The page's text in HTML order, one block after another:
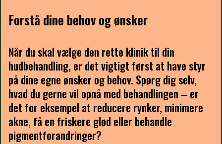
Forstå dine behov og ønsker
Når du skal vælge den rette klinik til din
hudbehandling, er det vigtigt først at have styr
på dine egne ønsker og behov. Spørg dig selv,
hvad du gerne vil opnå med behandlingen – er
det for eksempel at reducere rynker, minimere
akne, få en friskere glød eller behandle
pigmentforandringer?